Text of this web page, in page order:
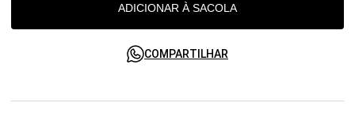
ADICIONAR À SACOLA
COMPARTILHAR